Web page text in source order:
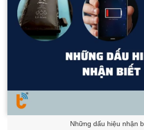
Những dấu hiệu nhận